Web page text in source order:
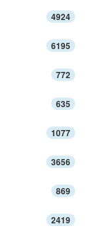
4924
6195
772
635
1077
3656
869
2419